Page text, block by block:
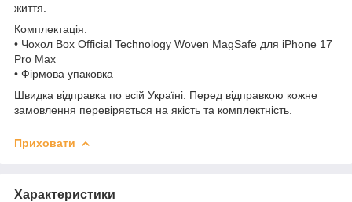
життя.
Комплектація:
• Чохол Box Official Technology Woven MagSafe для iPhone 17
Pro Max
• Фірмова упаковка
Швидка відправка по всій Україні. Перед відправкою кожне
замовлення перевіряється на якість та комплектність.
Приховати
Характеристики